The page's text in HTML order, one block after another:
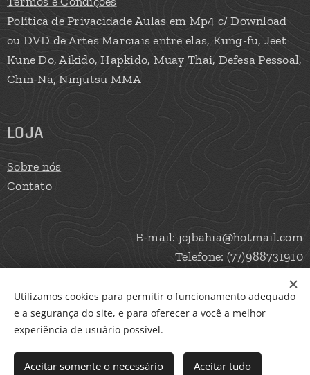
Adicionar ao carrinho
Política de PrivacidadeAulas em Mp4 c/ Download
ou DVD de Artes Marciais entre elas, Kung-fu, Jeet
Kune Do, Aikido, Hapkido, Muay Thai, Defesa Pessoal,
Chin-Na, Ninjutsu MMA
LOJA
Sobre nós
Contato
E-mail: jcjbahia@hotmail.com
Telefone: (77)988731910
Cookies
Utilizamos cookies para permitir o funcionamento adequado
e a segurança do site, e para oferecer a você a melhor
experiência de usuário possível.
Aceitar somente o necessário Aceitar tudo